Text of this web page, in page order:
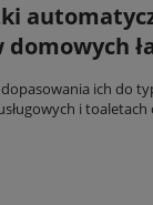
ich do
i